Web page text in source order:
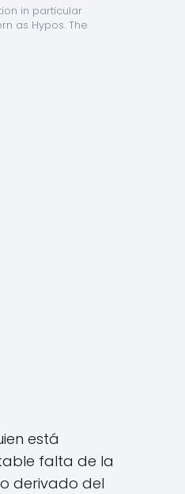
in particular
as Hypos. The
está
falta de la
derivado del